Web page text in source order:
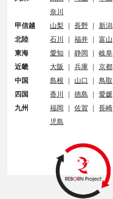
奈川
甲信越
山梨 ｜ 長野 ｜ 新潟
北陸
石川 ｜ 福井 ｜ 富山
東海
愛知 ｜ 静岡 ｜ 岐阜
近畿
大阪 ｜ 兵庫 ｜ 京都
中国
島根 ｜ 山口 ｜ 鳥取
四国
香川 ｜ 徳島 ｜ 愛媛
九州
福岡 ｜ 佐賀 ｜ 長崎
児島